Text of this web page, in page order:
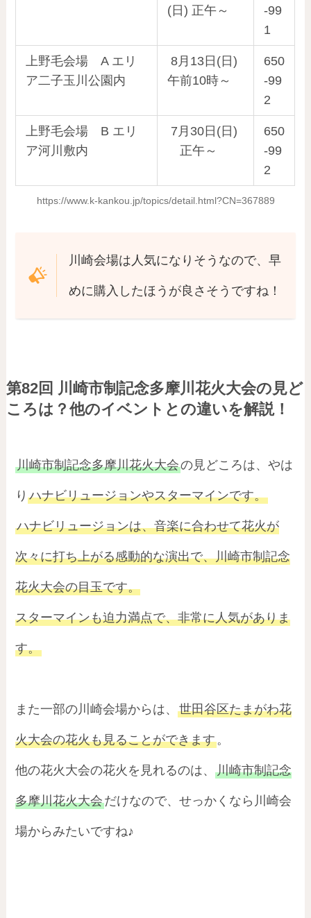
(日) 正午～
-99
1
上野毛会場 A エリ
ア二子玉川公園内
8月13日(日)
午前10時～
650
-99
2
上野毛会場 B エリ
ア河川敷内
7月30日(日)
正午～
650
-99
2
https://www.k-kankou.jp/topics/detail.html?CN=367889
川崎会場は人気になりそうなので、早
めに購入したほうが良さそうですね！
第82回 川崎市制記念多摩川花火大会の見ど
ころは？他のイベントとの違いを解説！
川崎市制記念多摩川花火大会の見どころは、やは
りハナビリュージョンやスターマインです。
ハナビリュージョンは、音楽に合わせて花火が
次々に打ち上がる感動的な演出で、川崎市制記念
花火大会の目玉です。
スターマインも迫力満点で、非常に人気がありま
す。
また一部の川崎会場からは、世田谷区たまがわ花
火大会の花火も見ることができます。
他の花火大会の花火を見れるのは、川崎市制記念
多摩川花火大会だけなので、せっかくなら川崎会
場からみたいですね♪